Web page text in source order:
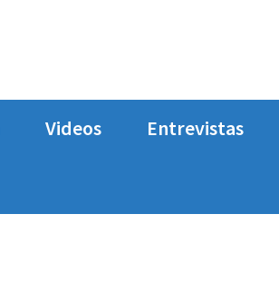
Videos Entrevistas